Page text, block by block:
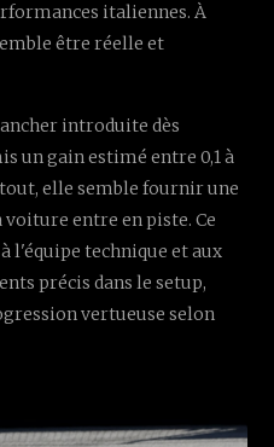
italiennes. À
être réelle et
introduite dès
un gain estimé entre 0,1 à
elle semble fournir une
entre en piste. Ce
technique et aux
précis dans le setup,
vertueuse selon